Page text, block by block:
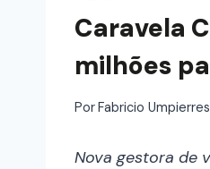
Caravela
milhões
PorFabricio Umpierres
Nova gestora de